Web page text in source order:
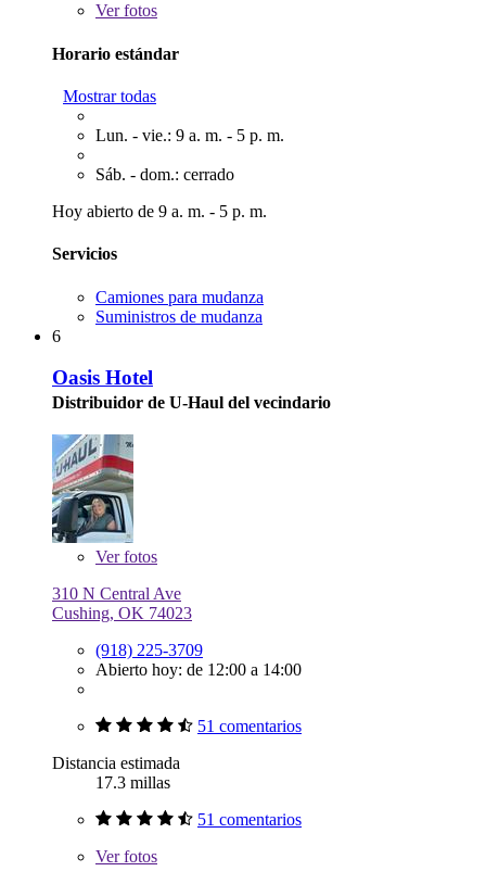
Verfotos
Horario estándar
Mostrar todas
Lun. - vie.: 9 a. m. - 5 p. m.
Sáb. - dom.: cerrado
Hoy abierto de 9 a. m. - 5 p. m.
Servicios
Camiones para mudanza
Suministros de mudanza
6
Oasis Hotel
Distribuidor de U-Haul del vecindario
Verfotos
310 N Central Ave
Cushing, OK 74023
(918) 225-3709
Abierto hoy: de 12:00 a 14:00
51 comentarios
Distancia estimada
17.3 millas
51 comentarios
Verfotos